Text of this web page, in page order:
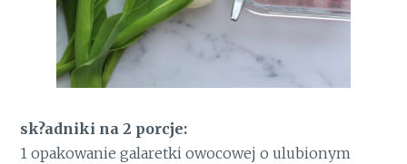
sk?adniki na 2 porcje:
1 opakowanie galaretki owocowej o ulubionym